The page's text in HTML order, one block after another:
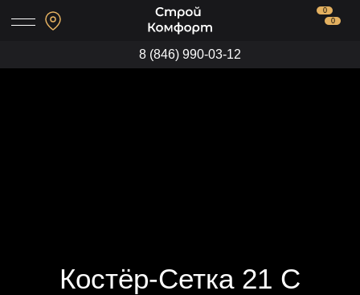
0
0
8 (846) 990-03-12
Костёр-Сетка 21 С